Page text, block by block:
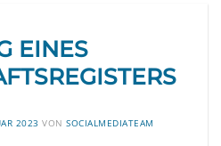
EINES
2023 VONSOCIALMEDIATEAM